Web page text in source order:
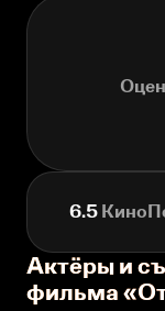
6.5
Актёры и
фильма